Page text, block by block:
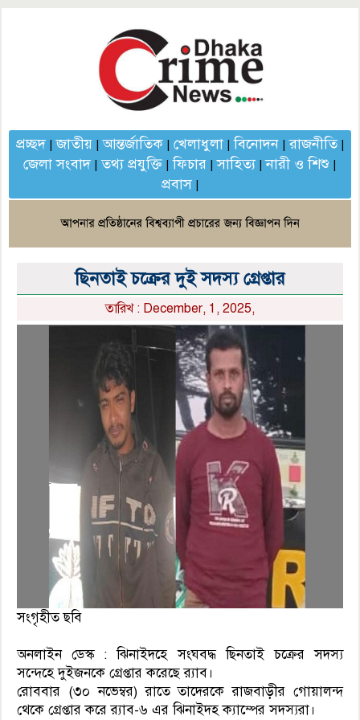
প্রচ্ছদ|জাতীয়|আন্তর্জাতিক| খেলাধুলা|বিনোদন|রাজনীতি|
জেলা সংবাদ|তথ্য প্রযুক্তি |ফিচার |সাহিত্য|নারী ও শিশু |
প্রবাস|
ছিনতাই চক্রের দুই সদস্য গ্রেপ্তার
তারিখ : December, 1, 2025,
সংগৃহীত ছবি
অনলাইন ডেস্ক : ঝিনাইদহে সংঘবদ্ধ ছিনতাই চক্রের সদস্য
সন্দেহে দুইজনকে গ্রেপ্তার করেছে র‍্যাব।
রোববার (৩০ নভেম্বর) রাতে তাদেরকে রাজবাড়ীর গোয়ালন্দ
থেকে গ্রেপ্তার করে র‍্যাব-৬ এর ঝিনাইদহ ক্যাম্পের সদস্যরা।